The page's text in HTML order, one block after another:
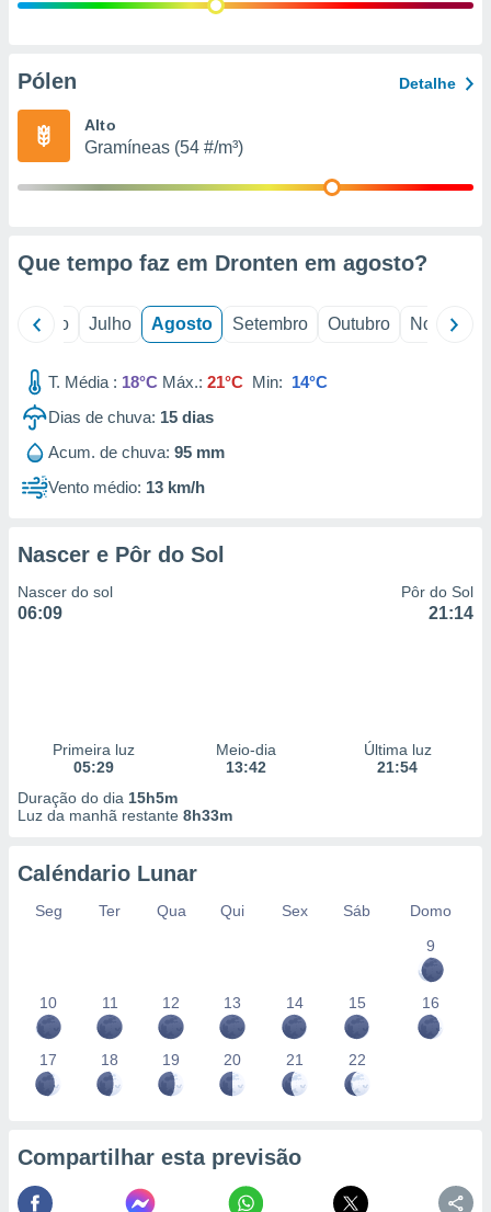
e
Pólen Detalhe
Alto
Gramíneas (54 #/m³)
Que tempo faz em Dronten em agosto?
Junho Julho Agosto Setembro Outubro Novembro
T. Média : 18°C Máx.: 21°C Min: 14°C
Dias de chuva: 15 dias
Acum. de chuva: 95 mm
Vento médio: 13 km/h
Nascer e Pôr do Sol
Nascer do sol
06:09
Pôr do Sol
21:14
Primeira luz
05:29
Meio-dia
13:42
Última luz
21:54
Duração do dia 15h5m
Luz da manhã restante 8h33m
Caléndario Lunar
Seg Ter Qua Qui Sex Sáb
Domo
9
10 11 12 13 14 15 16
17 18 19 20 21 22
Compartilhar esta previsão